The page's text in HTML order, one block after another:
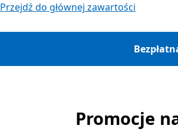
Przejdź do głównej zawartości
Lista Microsoft.com
Promocje